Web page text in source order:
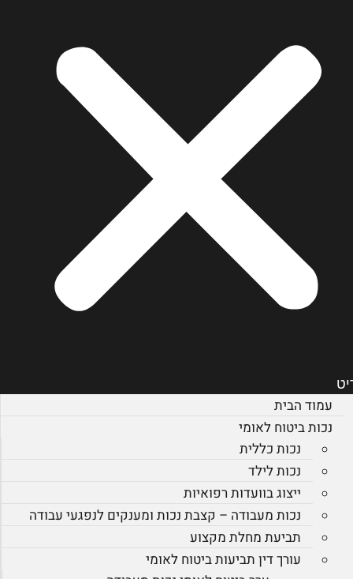
עמוד הבית
נכות ביטוח לאומי
נכות כללית
נכות לילד
ייצוג בוועדות רפואיות
נכות מעבודה – קצבת נכות ומענקים לנפגעי עבודה
תביעת מחלת מקצוע
עורך דין תביעות ביטוח לאומי